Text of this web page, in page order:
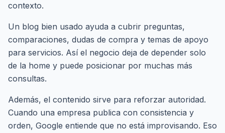
contexto.
Un blog bien usado ayuda a cubrir preguntas,
comparaciones, dudas de compra y temas de apoyo
para servicios. Así el negocio deja de depender solo
de la home y puede posicionar por muchas más
consultas.
Además, el contenido sirve para reforzar autoridad.
Cuando una empresa publica con consistencia y
orden, Google entiende que no está improvisando. Eso